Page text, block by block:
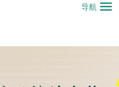
导航